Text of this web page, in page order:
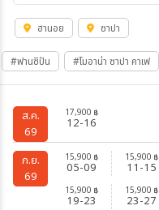
ฮานอย ซาปา
#ฟานซิปัน #โมอาน่า ซาปา คาเฟ
ส.ค.
69
17,900 ฿
12-16
ก.ย.
69
15,900 ฿
05-09
15,900 ฿
11-15
15,900 ฿
19-23
15,900 ฿
23-27